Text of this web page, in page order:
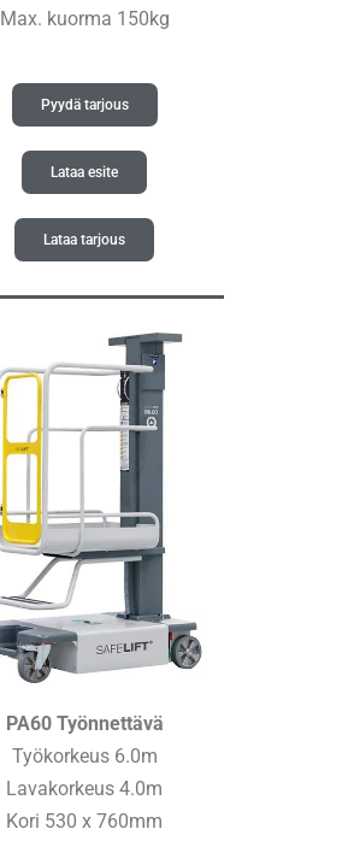
Max. kuorma 150kg
Pyydä tarjous
Lataa esite
Lataa tarjous
PA60 Työnnettävä
Työkorkeus 6.0m
Lavakorkeus 4.0m
Kori 530 x 760mm